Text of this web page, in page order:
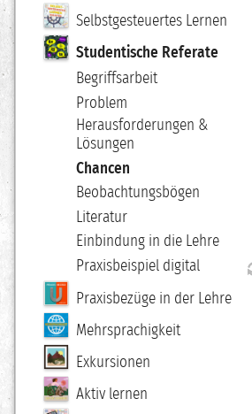
Selbstgesteuertes Lernen
Studentische Referate
Begriffsarbeit
Problem
Herausforderungen &
Lösungen
Chancen
Beobachtungsbögen
Literatur
Einbindung in die Lehre
Praxisbeispiel digital
Praxisbezüge in der Lehre
Mehrsprachigkeit
Exkursionen
Aktiv lernen